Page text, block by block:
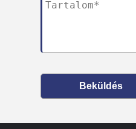
Beküldés